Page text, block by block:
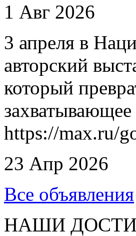
1 Авг 2026
3 апреля в
авторский
который
https://max.ru/
23 Апр 2026
Все объявления
НАШИ